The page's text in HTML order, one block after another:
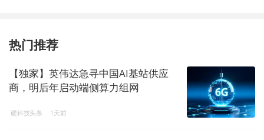
热门推荐
【独家】英伟达急寻中国AI基站供应
商，明后年启动端侧算力组网
硬科技头条 1天前